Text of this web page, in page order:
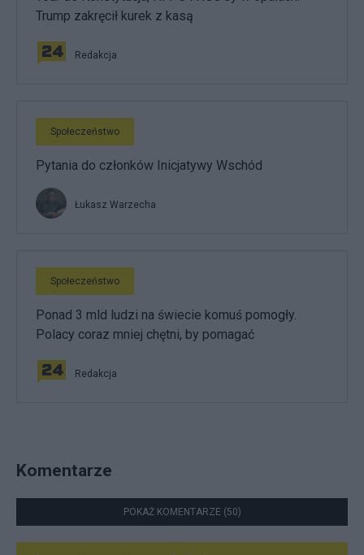
Trump zakręcił kurek z kasą
Redakcja
Społeczeństwo
Pytania do członków Inicjatywy Wschód
Łukasz Warzecha
Społeczeństwo
Ponad 3 mld ludzi na świecie komuś pomogły.
Polacy coraz mniej chętni, by pomagać
Redakcja
Komentarze
POKAŻ KOMENTARZE (50)